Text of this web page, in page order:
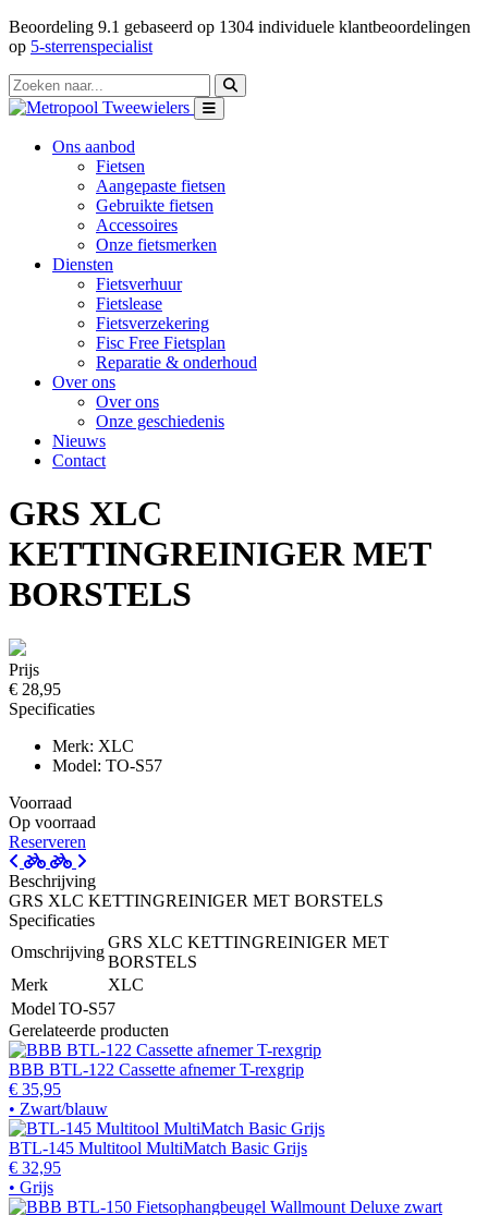
Beoordeling 9.1 gebaseerd op 1304 individuele klantbeoordelingen
op 5-sterrenspecialist
Ons aanbod
Fietsen
Aangepaste fietsen
Gebruikte fietsen
Accessoires
Onze fietsmerken
Diensten
Fietsverhuur
Fietslease
Fietsverzekering
Fisc Free Fietsplan
Reparatie & onderhoud
Over ons
Over ons
Onze geschiedenis
Nieuws
Contact
GRS XLC
KETTINGREINIGER MET
BORSTELS
Prijs
€ 28,95
Specificaties
Merk: XLC
Model: TO-S57
Voorraad
Op voorraad
Reserveren
Beschrijving
GRS XLC KETTINGREINIGER MET BORSTELS
Specificaties
Omschrijving
GRS XLC KETTINGREINIGER MET
BORSTELS
Merk
XLC
Model TO-S57
Gerelateerde producten
BBB BTL-122 Cassette afnemer T-rexgrip
€ 35,95
• Zwart/blauw
BTL-145 Multitool MultiMatch Basic Grijs
€ 32,95
• Grijs